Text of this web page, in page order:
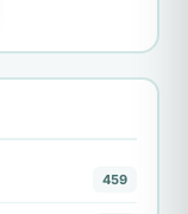
459